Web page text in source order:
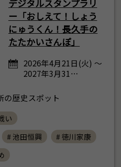
デジタルスタンプラリ
ー「おしえて！しょう
にゅうくん！長久手の
たたかいさんぽ」
2026年4月21日(火) ～
2027年3月31…
の歴史スポット
い
# 池田恒興
# 徳川家康